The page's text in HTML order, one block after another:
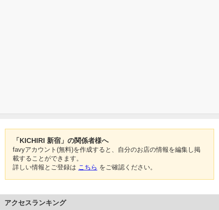
「KICHIRI 新宿」の関係者様へ
favyアカウント(無料)を作成すると、自分のお店の情報を編集し掲
載することができます。
詳しい情報とご登録は こちら をご確認ください。
アクセスランキング